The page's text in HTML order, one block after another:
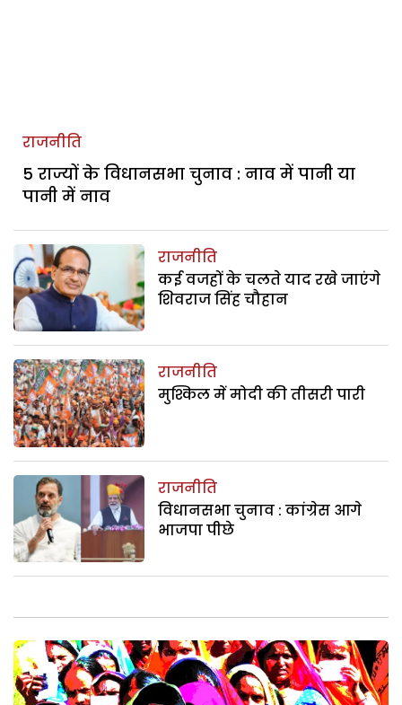
राजनीति
5 राज्यों के विधानसभा चुनाव : नाव में पानी या
पानी में नाव
राजनीति
कई वजहों के चलते याद रखे जाएंगे
शिवराज सिंह चौहान
राजनीति
मुश्किल में मोदी की तीसरी पारी
राजनीति
विधानसभा चुनाव : कांग्रेस आगे
भाजपा पीछे